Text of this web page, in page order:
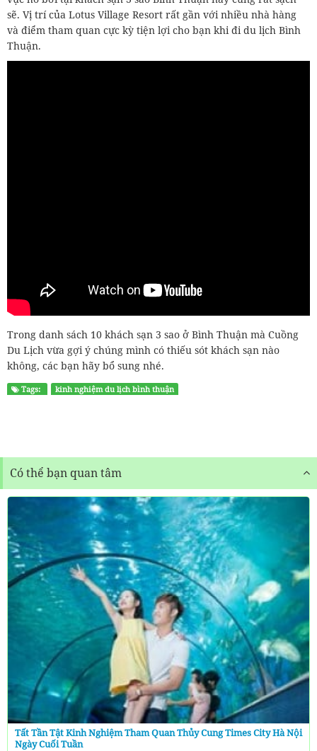
sẽ. Vị trí của Lotus Village Resort rất gần với nhiều nhà hàng
và điểm tham quan cực kỳ tiện lợi cho bạn khi đi du lịch Bình
Thuận.
Trong danh sách 10 khách sạn 3 sao ở Bình Thuận mà Cuồng
Du Lịch vừa gợi ý chúng mình có thiếu sót khách sạn nào
không, các bạn hãy bổ sung nhé.
Tags: kinh nghiệm du lịch bình thuận
Có thể bạn quan tâm
Tất Tần Tật Kinh Nghiệm Tham Quan Thủy Cung Times City Hà Nội
Ngày Cuối Tuần